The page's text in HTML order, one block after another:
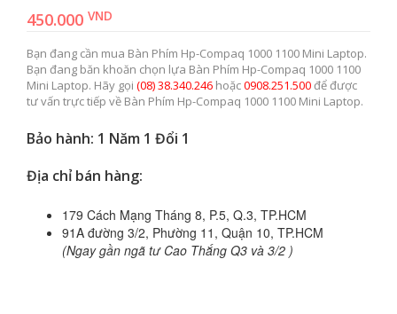
450.000 VND
Bạn đang cần mua Bàn Phím Hp-Compaq 1000 1100 Mini Laptop.
Bạn đang băn khoăn chọn lựa Bàn Phím Hp-Compaq 1000 1100
Mini Laptop. Hãy gọi (08) 38.340.246 hoặc0908.251.500để được
tư vấn trực tiếp về Bàn Phím Hp-Compaq 1000 1100 Mini Laptop.
Bảo hành: 1 Năm 1 Đổi 1
Địa chỉ bán hàng:
179 Cách Mạng Tháng 8, P.5, Q.3, TP.HCM
91A đường 3/2, Phường 11, Quận 10, TP.HCM
(Ngay gần ngã tư Cao Thắng Q3 và 3/2 )